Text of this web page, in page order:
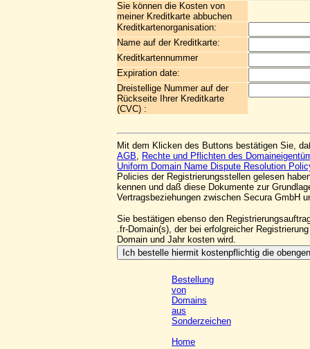
Sie können die Kosten von
meiner Kreditkarte abbuchen
Kreditkartenorganisation:
Name auf der Kreditkarte:
Kreditkartennummer
Expiration date:
Dreistellige Nummer auf der
Rückseite Ihrer Kreditkarte
(CVC) :
Mit dem Klicken des Buttons bestätigen Sie,
AGB, Rechte und Pflichten des
Uniform Domain Name Dispute Resolution
Policies der Registrierungsstellen gelesen
kennen und daß diese Dokumente zur
Vertragsbeziehungen zwischen Secura GmbH
Sie bestätigen ebenso den
.fr-Domain(s), der bei erfolgreicher
Domain und Jahr kosten wird.
Bestellung
von
Domains
aus
Sonderzeichen
Home